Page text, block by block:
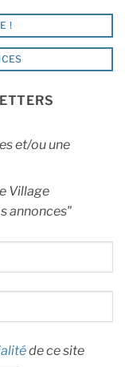
!
et/ou une
Village
annonces"
de ce site